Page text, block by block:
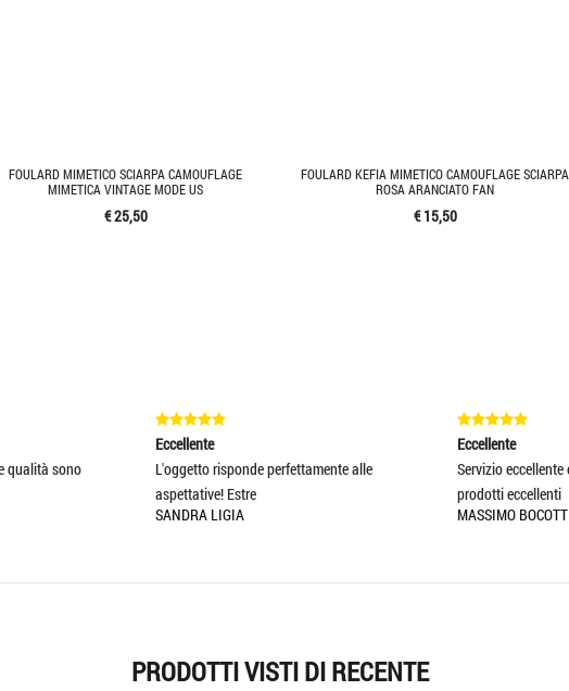
FOULARD MIMETICO SCIARPA CAMOUFLAGE
MIMETICA VINTAGE MODE US
€ 25,50
FOULARD KEFIA MIMETICO CAMOUFLAGE SCIARPA
ROSA ARANCIATO FAN
€ 15,50
L'oggetto risponde perfettamente alle
Servizio eccellente e spedizione rapida,
PRODOTTI VISTI DI RECENTE